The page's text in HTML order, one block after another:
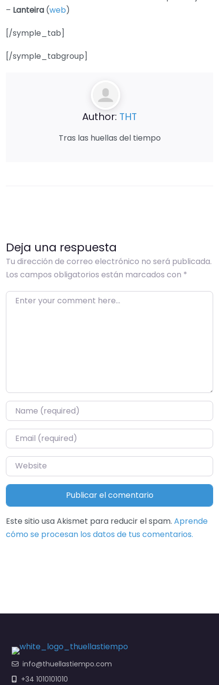
– Lanteira (web)
[/symple_tab]
[/symple_tabgroup]
Author: THT
Tras las huellas del tiempo
Deja una respuesta
Tu dirección de correo electrónico no será publicada.
Los campos obligatorios están marcados con *
Enter your comment here…
Name*
Email*
Website
Este sitio usa Akismet para reducir el spam. Aprende
cómo se procesan los datos de tus comentarios.
info@thuellastiempo.com
+34 1010101010